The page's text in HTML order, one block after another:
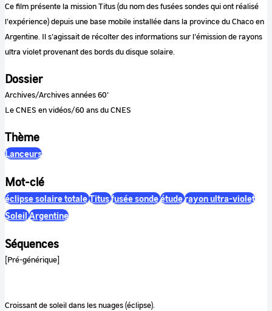
Ce film présente la mission Titus (du nom des fusées sondes qui ont réalisé
l'expérience) depuis une base mobile installée dans la province du Chaco en
Argentine. Il s'agissait de récolter des informations sur l'émission de rayons
ultra violet provenant des bords du disque solaire.
Dossier
Archives/Archives années 60'
Le CNES en vidéos/60 ans du CNES
Thème
Lanceurs
Mot-clé
éclipse solaire totaleTitusfusée sondeétuderayon ultra-violet
Soleil Argentine
Séquences
[Pré-générique]
Croissant de soleil dans les nuages (éclipse).